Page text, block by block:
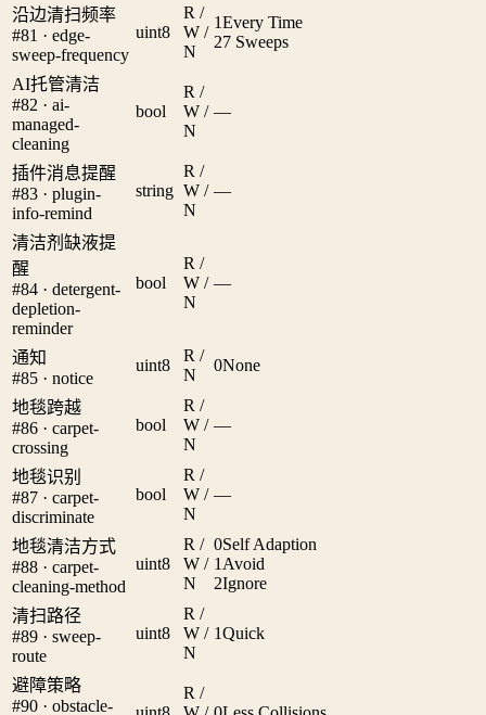
沿边清扫频率
#81 · edge-
sweep-frequency
uint8
R /
W /
N
1Every Time
27 Sweeps
AI托管清洁
#82 · ai-
managed-
cleaning
bool
R /
W /
N
—
插件消息提醒
#83 · plugin-
info-remind
string
R /
W /
N
—
清洁剂缺液提
醒
#84 · detergent-
depletion-
reminder
bool
R /
W /
N
—
通知
#85 · notice
uint8
R /
N
0None
地毯跨越
#86 · carpet-
crossing
bool
R /
W /
N
—
地毯识别
#87 · carpet-
discriminate
bool
R /
W /
N
—
地毯清洁方式
#88 · carpet-
cleaning-method
uint8
R /
W /
N
0Self Adaption
1 Avoid
2Ignore
清扫路径
#89 · sweep-
route
uint8
R /
W /
N
1Quick
避障策略
#90 · obstacle-
R /